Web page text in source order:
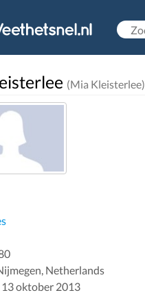
(Mia Kleisterlee)
Netherlands
13 oktober 2013